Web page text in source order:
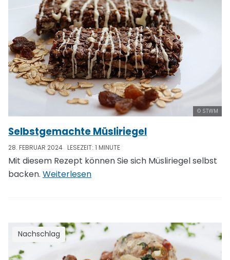
© STWM
Selbstgemachte Müsliriegel
28. FEBRUAR 2024 LESEZEIT: 1 MINUTE
Mit diesem Rezept können Sie sich Müsliriegel selbst
backen. Weiterlesen
Nachschlag